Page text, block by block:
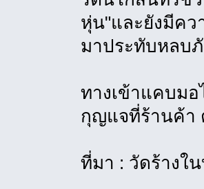
หุ่น"และยังมีคว
มาประทับหลบ
ทางเข้าแคบมอ
กุญแจที่ร้านค้า
ที่มา : วัดร้างใ